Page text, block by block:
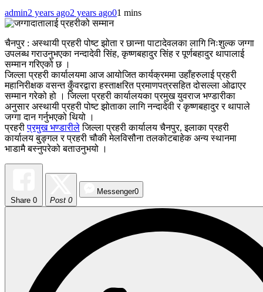
admin2 years ago2 years ago01 mins
चैनपुर : अस्थायी प्रहरी पोष्ट झोता र छान्ना पाटादेवलका लागि निःशुल्क जग्गा
उपलब्ध गराउनुभएका नन्दादेवी सिंह, कृष्णबहादुर सिंह र पूर्णबहादुर थापालाई
सम्मान गरिएको छ ।
जिल्ला प्रहरी कार्यालयमा आज आयोजित कार्यक्रममा उहाँहरुलाई प्रहरी
महानिरीक्षक वसन्त कुँवरद्वारा हस्ताक्षरित प्रमाणपत्रसहित दोसल्ला ओढाएर
सम्मान गरेको हो । जिल्ला प्रहरी कार्यालयका प्रमुख युवराज भण्डारीका
अनुसार अस्थायी प्रहरी पोष्ट झोताका लागि नन्दादेवी र कृष्णबहादुर र थापाले
जग्गा दान गर्नुभएको थियो ।
प्रहरीप्रमुख भण्डारीलेजिल्ला प्रहरी कार्यालय चैनपुर, इलाका प्रहरी
कार्यालय बु्ङ्गल र प्रहरी चौकी मेलविसौना तलकोटबाहेक अन्य स्थानमा
भाडामै बस्नुपरेको बताउनुभयो ।
Share 0 Post 0
Messenger0